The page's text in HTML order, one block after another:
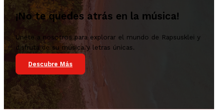
¡No te quedes atrás en la música!
Únete a nosotros para explorar el mundo de Rapsusklei y
disfruta de su música y letras únicas.
Descubre Más